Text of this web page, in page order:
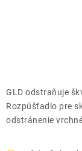
GLD odstraňuje
Rozpúšťadlo pre
odstránenie